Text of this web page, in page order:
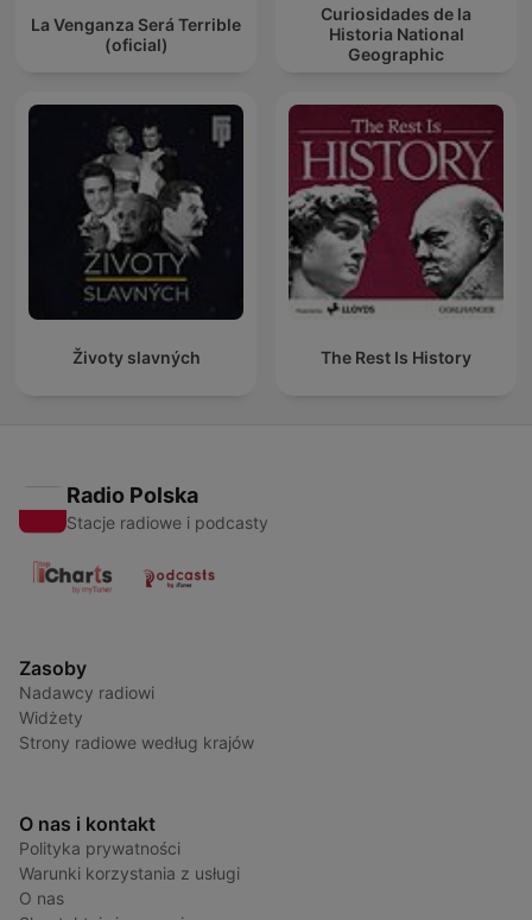
La Venganza Será Terrible
(oficial)
Curiosidades de la
Historia National
Geographic
Životy slavných The Rest Is History
Radio Polska
Stacje radiowe i podcasty
Zasoby
Nadawcy radiowi
Widżety
Strony radiowe według krajów
O nas i kontakt
Polityka prywatności
Warunki korzystania z usługi
O nas